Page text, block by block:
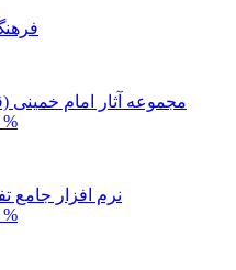
مجموعه آثار امام
%
نرم افزار جامع
%